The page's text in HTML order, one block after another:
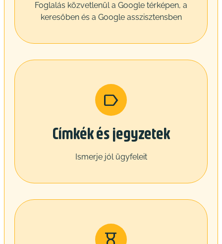
Foglalás közvetlenül a Google térképen, a
keresőben és a Google asszisztensben
Címkék és jegyzetek
Ismerje jól ügyfeleit